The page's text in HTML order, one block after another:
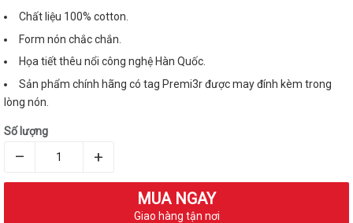
Chất liệu 100% cotton.
Form nón chắc chắn.
Họa tiết thêu nổi công nghệ Hàn Quốc.
Sản phẩm chính hãng có tag Premi3r được may đính kèm trong
lòng nón.
Số lượng
– +
MUA NGAY
Giao hàng tận nơi